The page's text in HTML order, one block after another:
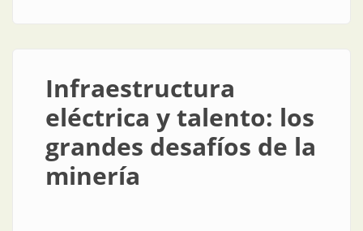
Infraestructura
eléctrica y talento: los
grandes desafíos de la
minería